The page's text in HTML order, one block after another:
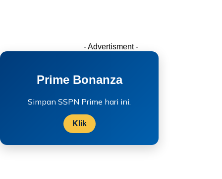
- Advertisment -
Prime Bonanza
Simpan SSPN Prime hari ini.
Klik